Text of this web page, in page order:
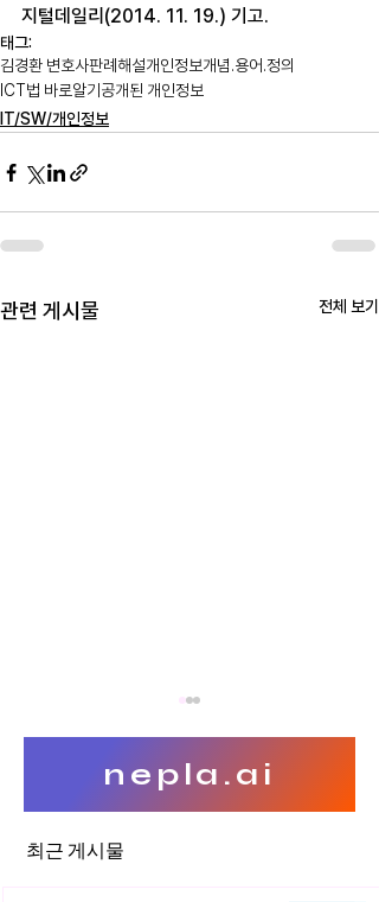
지털데일리(2014. 11. 19.) 기고.
태그:
김경환 변호사판례해설개인정보개념.용어.정의
ICT법 바로알기 공개된 개인정보
IT/SW/개인정보
관련 게시물 전체 보기
빅데이터 가이드라인
nepla.ai
최근 게시물